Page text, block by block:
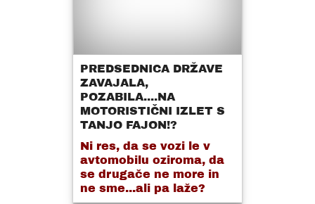
PREDSEDNICA DRŽAVE
ZAVAJALA,
POZABILA....NA
MOTORISTIČNI IZLET S
TANJO FAJON!?
Ni res, da se vozi le v
avtomobilu oziroma, da
se drugače ne more in
ne sme...ali pa laže?